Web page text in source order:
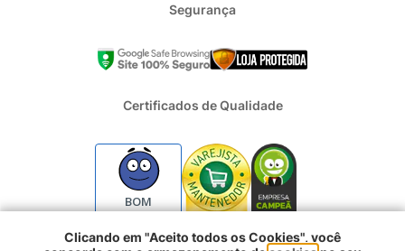
Segurança
Certificados de Qualidade
BOM
Clicando em "Aceito todos os Cookies", você